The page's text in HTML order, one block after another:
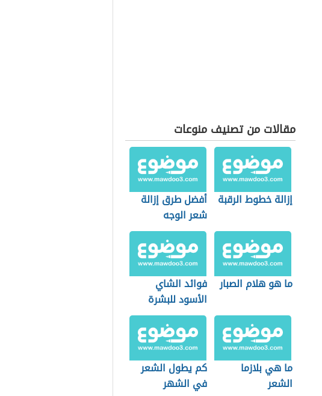
مقالات من تصنيف منوعات
إزالة خطوط الرقبة
أفضل طرق إزالة
شعر الوجه
ما هو هلام الصبار
فوائد الشاي
الأسود للبشرة
ما هي بلازما
الشعر
كم يطول الشعر
في الشهر